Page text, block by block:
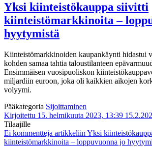
Yksi kiinteistökauppa siivitti
kiinteistömarkkinoita –
hyytymistä
Kiinteistömarkkinoiden kaupankäynti hidastui
kohden samaa tahtia taloustilanteen
Ensimmäisen vuosipuoliskon
miljardiin euroon, joka oli kaikkien aikojen
volyymi.
Pääkategoria Sijoittaminen
Kirjoitettu 15. helmikuuta 2023, 13:39
Tilaajille
Ei kommentteja artikkeliin Yksi
kiinteistömarkkinoita – loppuvuonna jo